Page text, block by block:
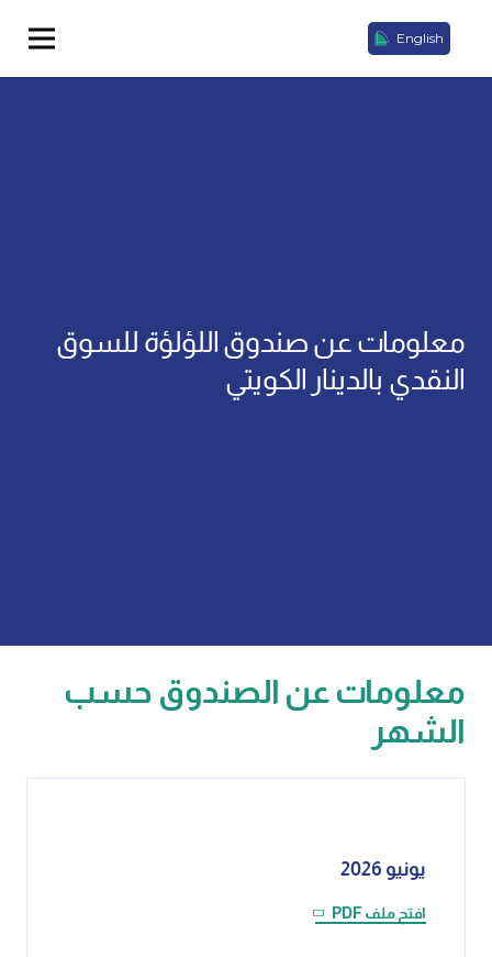
English
معلومات عن صندوق اللؤلؤة للسوق
النقدي بالدينار الكويتي
معلومات عن الصندوق حسب
الشهر
يونيو 2026
افتح ملف PDF